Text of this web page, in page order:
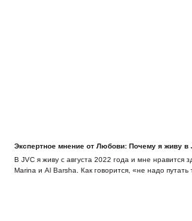
Экспертное мнение от Любови: Почему я живу в
В JVC я живу с августа 2022 года и мне нравится
Marina и Al Barsha. Как говорится, «не надо путать